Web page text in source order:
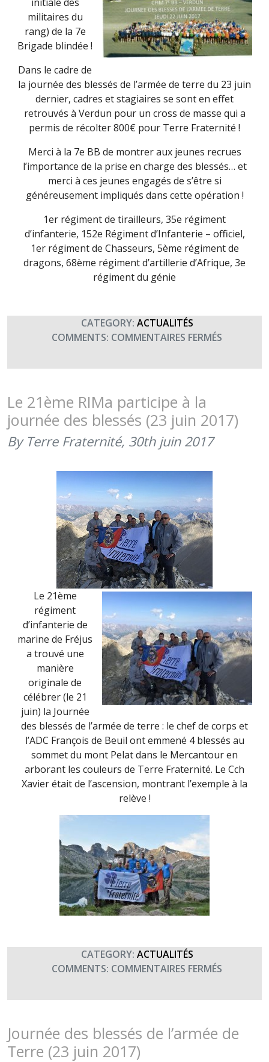
militaires du
rang) de la 7e
Brigade blindée !
Dans le cadre de
la journée des blessés de l’armée de terre du 23 juin
dernier, cadres et stagiaires se sont en effet
retrouvés à Verdun pour un cross de masse qui a
permis de récolter 800€ pour Terre Fraternité !
Merci à la 7e BB de montrer aux jeunes recrues
l’importance de la prise en charge des blessés… et
merci à ces jeunes engagés de s’être si
généreusement impliqués dans cette opération !
1er régiment de tirailleurs, 35e régiment
d’infanterie, 152e Régiment d’Infanterie – officiel,
1er régiment de Chasseurs, 5ème régiment de
dragons, 68ème régiment d’artillerie d’Afrique, 3e
régiment du génie
CATEGORY: ACTUALITÉS
COMMENTS: COMMENTAIRES FERMÉS
AU
7ÈME
Le 21ème RIMa participe à la
journée des blessés (23 juin 2017)
By Terre Fraternité, 30th juin 2017
Le 21ème
régiment
d’infanterie de
marine de Fréjus
a trouvé une
manière
originale de
célébrer (le 21
juin) la Journée
des blessés de l’armée de terre : le chef de corps et
l’ADC François de Beuil ont emmené 4 blessés au
sommet du mont Pelat dans le Mercantour en
arborant les couleurs de Terre Fraternité. Le Cch
Xavier était de l’ascension, montrant l’exemple à la
relève !
CATEGORY: ACTUALITÉS
COMMENTS: COMMENTAIRES FERMÉS
21ÈME
PARTICIPE
À
Journée des blessés de l’armée de
Terre (23 juin 2017)